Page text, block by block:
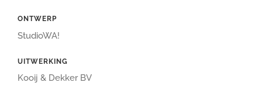
ONTWERP
StudioWA!
UITWERKING
Kooij & Dekker BV